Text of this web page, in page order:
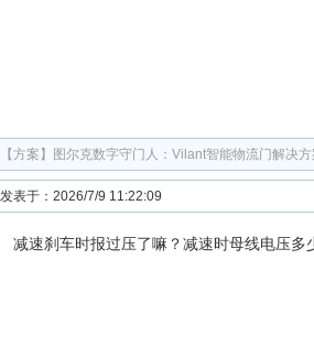
【方案】 图尔克数字守门人：Vilant智能物流门解决
发表于：2026/7/9 11:22:09
减速刹车时报过压了嘛？减速时母线电压